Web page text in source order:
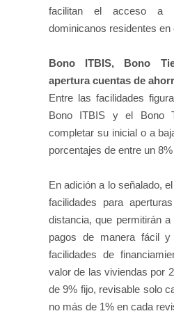
facilitan el acceso a
dominicanos residentes en
Bono ITBIS, Bono
apertura cuentas de
Entre las facilidades
Bono ITBIS y el Bono
completar su inicial o a
porcentajes de entre un
En adición a lo señalado,
facilidades para
distancia, que permitirán
pagos de manera fácil y
facilidades de
valor de las viviendas por
de 9% fijo, revisable solo
no más de 1% en cada